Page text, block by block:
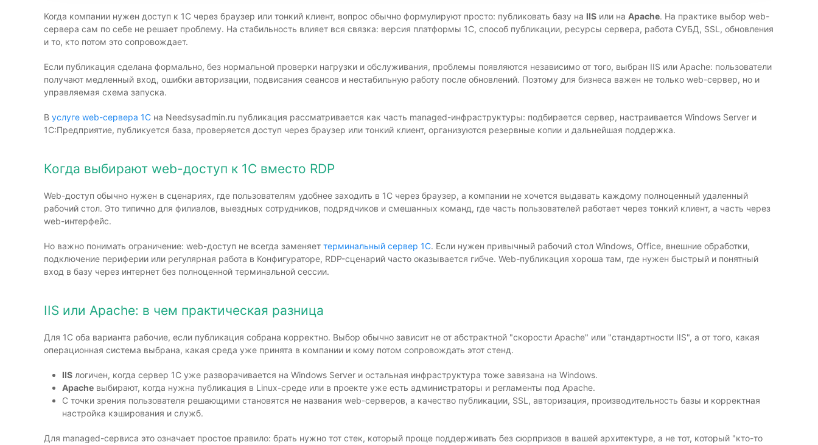
Когда компании нужен доступ к 1С через браузер или тонкий клиент, вопрос обычно формулируют просто: публиковать базу на IIS или на Apache. На практике выбор web-
сервера сам по себе не решает проблему. На стабильность влияет вся связка: версия платформы 1С, способ публикации, ресурсы сервера, работа СУБД, SSL, обновления
и то, кто потом это сопровождает.
Если публикация сделана формально, без нормальной проверки нагрузки и обслуживания, проблемы появляются независимо от того, выбран IIS или Apache: пользователи
получают медленный вход, ошибки авторизации, подвисания сеансов и нестабильную работу после обновлений. Поэтому для бизнеса важен не только web-сервер, но и
управляемая схема запуска.
В услуге web-сервера 1С на Needsysadmin.ru публикация рассматривается как часть managed-инфраструктуры: подбирается сервер, настраивается Windows Server и
1С:Предприятие, публикуется база, проверяется доступ через браузер или тонкий клиент, организуются резервные копии и дальнейшая поддержка.
Когда выбирают web-доступ к 1С вместо RDP
Web-доступ обычно нужен в сценариях, где пользователям удобнее заходить в 1С через браузер, а компании не хочется выдавать каждому полноценный удаленный
рабочий стол. Это типично для филиалов, выездных сотрудников, подрядчиков и смешанных команд, где часть пользователей работает через тонкий клиент, а часть через
web-интерфейс.
Но важно понимать ограничение: web-доступ не всегда заменяет терминальный сервер 1С. Если нужен привычный рабочий стол Windows, Office, внешние обработки,
подключение периферии или регулярная работа в Конфигураторе, RDP-сценарий часто оказывается гибче. Web-публикация хороша там, где нужен быстрый и понятный
вход в базу через интернет без полноценной терминальной сессии.
IIS или Apache: в чем практическая разница
Для 1С оба варианта рабочие, если публикация собрана корректно. Выбор обычно зависит не от абстрактной "скорости Apache" или "стандартности IIS", а от того, какая
операционная система выбрана, какая среда уже принята в компании и кому потом сопровождать этот стенд.
IIS логичен, когда сервер 1С уже разворачивается на Windows Server и остальная инфраструктура тоже завязана на Windows.
Apache выбирают, когда нужна публикация в Linux-среде или в проекте уже есть администраторы и регламенты под Apache.
С точки зрения пользователя решающими становятся не названия web-серверов, а качество публикации, SSL, авторизация, производительность базы и корректная
настройка кэширования и служб.
Для managed-сервиса это означает простое правило: брать нужно тот стек, который проще поддерживать без сюрпризов в вашей архитектуре, а не тот, который "кто-то